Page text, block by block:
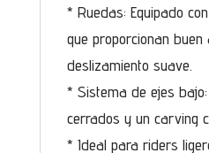
* Ruedas: Equipado
que proporcionan
deslizamiento suave.
* Sistema de ejes
cerrados y un carving
* Ideal para riders